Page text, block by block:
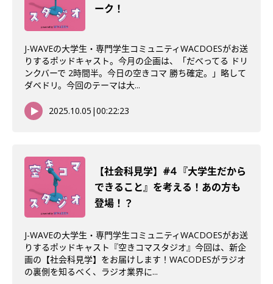
ーク！
J-WAVEの大学生・専門学生コミュニティWACDOESがお送
りするポッドキャスト。今月の企画は、「だべってる ドリ
ンクバーで 2時間半。今日の空きコマ 勝ち確定。」略して
ダベドリ。今回のテーマは大...
2025.10.05 |00:22:23
【社会科見学】#4 『大学生だから
できること』を考える！あの方も
登場！？
J-WAVEの大学生・専門学生コミュニティWACDOESがお送
りするポッドキャスト『空きコマスタジオ』今回は、新企
画の【社会科見学】をお届けします！WACODESがラジオ
の裏側を知るべく、ラジオ業界に...